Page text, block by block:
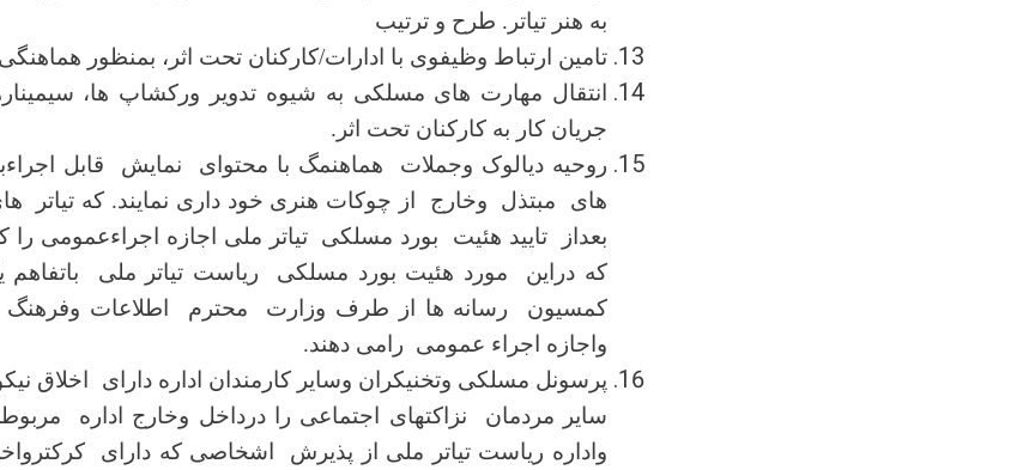
به هنر تیاتر. طرح و ترتیب
تامین ارتباط وظیفوی با ادارات/کارکنان تحت اثر، بمنظور هماهنگی
انتقال مهارت های مسلکی به شیوه تدویر ورکشاپ ها،
جریان کار به کارکنان تحت اثر.
روحیه دیالوک وجملات هماهنمگ با محتوای نمایش قابل
های مبتذل وخارج از چوکات هنری خود داری نمایند. که تیاتر
بعداز تایید هئیت بورد مسلکی تیاتر ملی اجازه اجراﺀعمومی
که دراین مورد هئیت بورد مسلکی ریاست تیاتر ملی باتفاهم
کمسیون رسانه ها از طرف وزارت محترم اطلاعات وفرهنگ
واجازه اجراﺀ عمومی رامی دهند.
پرسونل مسلکی وتخنیکران وسایر کارمندان اداره دارای اخلاق
سایر مردمان نزاکتهای اجتماعی را درداخل وخارج اداره
واداره ریاست تیاتر ملی از پذیرش اشخاصی که دارای